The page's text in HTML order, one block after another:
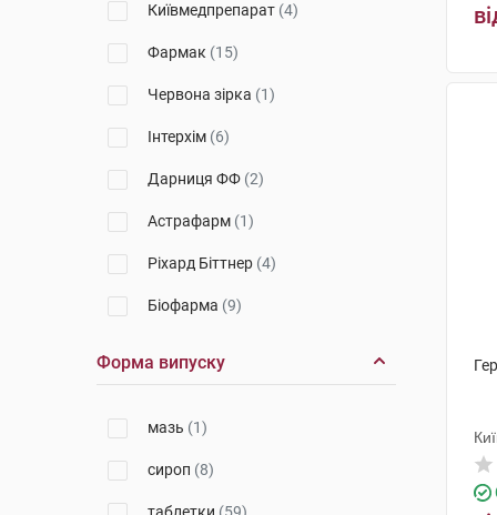
Київмедпрепарат (4)
Фармак (15)
Червона зірка (1)
Інтерхім (6)
Дарниця ФФ (2)
Астрафарм (1)
Ріхард Біттнер (4)
Біофарма (9)
Стада Арцнайміттель(3)
ОлайнФарм
НВК Екофарм
Форма випуску
мазь (1)
сироп (8)